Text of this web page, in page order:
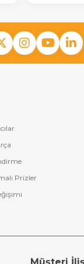
Prizler
Müşteri